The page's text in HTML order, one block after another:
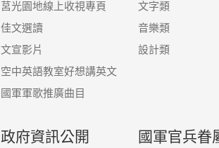
莒光園地線上收視專頁
佳文選讀
文宣影片
空中英語教室好想講英文
國軍軍歌推廣曲目
文字類
音樂類
設計類
政府資訊公開
國軍官兵眷